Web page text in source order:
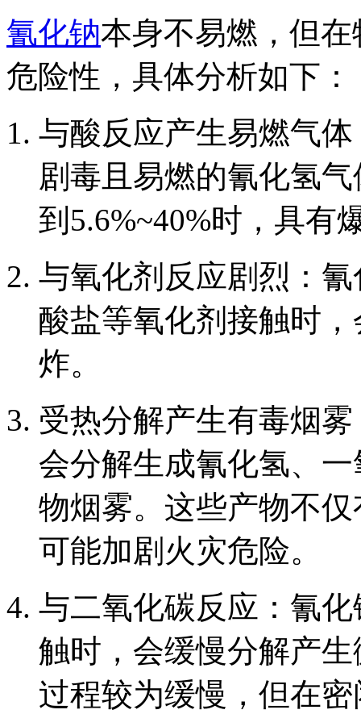
氰化钠本身不易燃，但
危险性，具体分析如下：
与酸反应产生易燃气
剧毒且易燃的氰化氢
到5.6%~40%时，具有
与氧化剂反应剧烈：
酸盐等氧化剂接触时
炸。
受热分解产生有毒烟
会分解生成氰化氢、
物烟雾。这些产物不
可能加剧火灾危险。
与二氧化碳反应：氰
触时，会缓慢分解产
过程较为缓慢，但在